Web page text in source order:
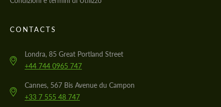
CONTACTS
Londra, 85 Great Portland Street
+44 744 0965 747
Cannes, 567 Bis Avenue du Campon
+33 7 555 48 747